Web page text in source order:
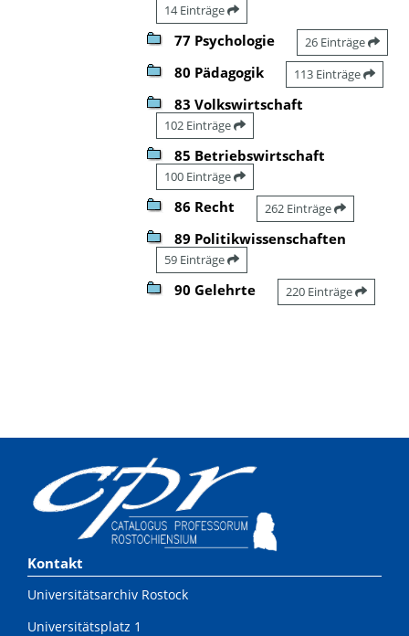
14 Einträge
77 Psychologie 26 Einträge
80 Pädagogik 113 Einträge
83 Volkswirtschaft
102 Einträge
85 Betriebswirtschaft
100 Einträge
86 Recht 262 Einträge
89 Politikwissenschaften
59 Einträge
90 Gelehrte 220 Einträge
Kontakt
Universitätsarchiv Rostock
Universitätsplatz 1